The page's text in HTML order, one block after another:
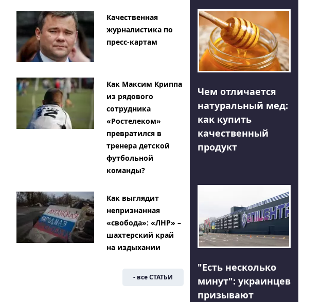
Качественная
журналистика по
пресс-картам
Как Максим Криппа
из рядового
сотрудника
«Ростелеком»
превратился в
тренера детской
футбольной
команды?
Как выглядит
непризнанная
«свобода»: «ЛНР» –
шахтерский край
на издыхании
- все СТАТЬИ
Чем отличается
натуральный мед:
как купить
качественный
продукт
"Есть несколько
минут": украинцев
призывают